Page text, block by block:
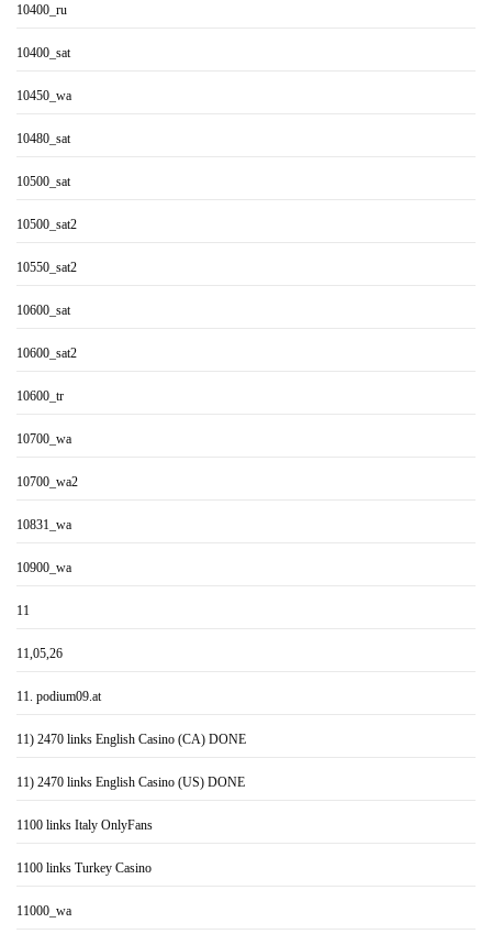
10400_ru
10400_sat
10450_wa
10480_sat
10500_sat
10500_sat2
10550_sat2
10600_sat
10600_sat2
10600_tr
10700_wa
10700_wa2
10831_wa
10900_wa
11
11,05,26
11. podium09.at
11) 2470 links English Casino (CA) DONE
11) 2470 links English Casino (US) DONE
1100 links Italy OnlyFans
1100 links Turkey Casino
11000_wa